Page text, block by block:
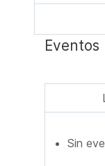
Eventos
Sin